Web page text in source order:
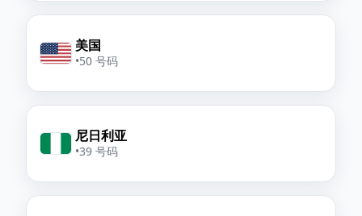
美国
•50 号码
尼日利亚
•39 号码